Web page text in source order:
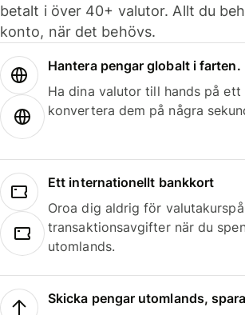
betalt i över 40+ valutor. Allt du
konto, när det behövs.
Hantera pengar globalt i farten.
Ha dina valutor till hands på ett
konvertera dem på några
Ett internationellt bankkort
Oroa dig aldrig för
transaktionsavgifter när du
utomlands.
Skicka pengar utomlands,